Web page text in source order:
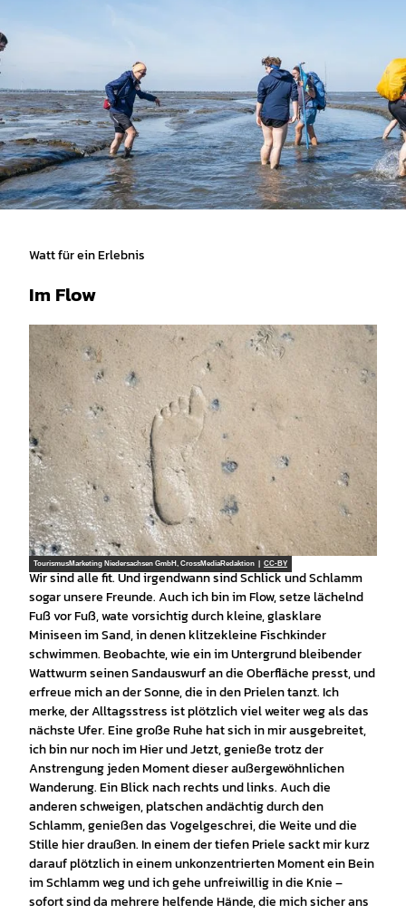
Watt für ein Erlebnis
Im Flow
TourismusMarketing Niedersachsen GmbH, CrossMediaRedaktion | CC-BY
Wir sind alle fit. Und irgendwann sind Schlick und Schlamm
sogar unsere Freunde. Auch ich bin im Flow, setze lächelnd
Fuß vor Fuß, wate vorsichtig durch kleine, glasklare
Miniseen im Sand, in denen klitzekleine Fischkinder
schwimmen. Beobachte, wie ein im Untergrund bleibender
Wattwurm seinen Sandauswurf an die Oberfläche presst, und
erfreue mich an der Sonne, die in den Prielen tanzt. Ich
merke, der Alltagsstress ist plötzlich viel weiter weg als das
nächste Ufer. Eine große Ruhe hat sich in mir ausgebreitet,
ich bin nur noch im Hier und Jetzt, genieße trotz der
Anstrengung jeden Moment dieser außergewöhnlichen
Wanderung. Ein Blick nach rechts und links. Auch die
anderen schweigen, platschen andächtig durch den
Schlamm, genießen das Vogelgeschrei, die Weite und die
Stille hier draußen. In einem der tiefen Priele sackt mir kurz
darauf plötzlich in einem unkonzentrierten Moment ein Bein
im Schlamm weg und ich gehe unfreiwillig in die Knie –
sofort sind da mehrere helfende Hände, die mich sicher ans